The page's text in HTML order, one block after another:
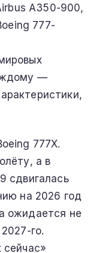
A350-900,
777-
—
777X.
а в
сдвигалась
на 2026 год
ожидается не
го.
сейчас»